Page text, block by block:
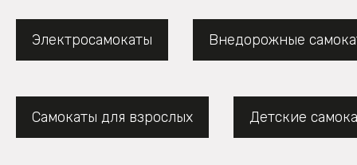
Электросамокаты Внедорожные
Самокаты для взрослых Детские